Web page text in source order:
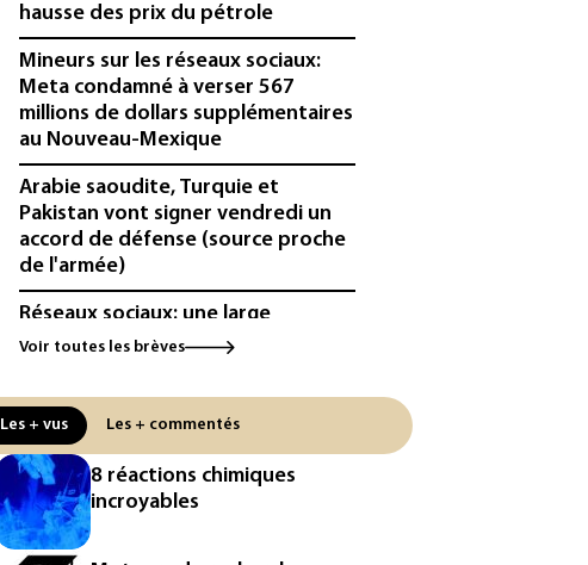
hausse des prix du pétrole
Mineurs sur les réseaux sociaux:
Meta condamné à verser 567
millions de dollars supplémentaires
au Nouveau-Mexique
Arabie saoudite, Turquie et
Pakistan vont signer vendredi un
accord de défense (source proche
de l'armée)
Réseaux sociaux: une large
majorité d'ados britanniques
(sondage)
Puces et solaire: les Etats-Unis
taxent un matériau clé dominé par
la Chine
Les Etats-Unis veulent contrôler la
Voir toutes les brèves
Les + vus Les + commentés
8 réactions chimiques
incroyables